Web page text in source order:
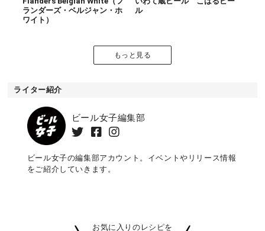
ランダーズ・ベルジャン・ホ
ワイト）
ル
もっと見る
ライター紹介
ビール女子編集部
ビール女子の編集部アカウント。イベントやリリース情報
をご紹介していきます。
お気に入りのレシピを